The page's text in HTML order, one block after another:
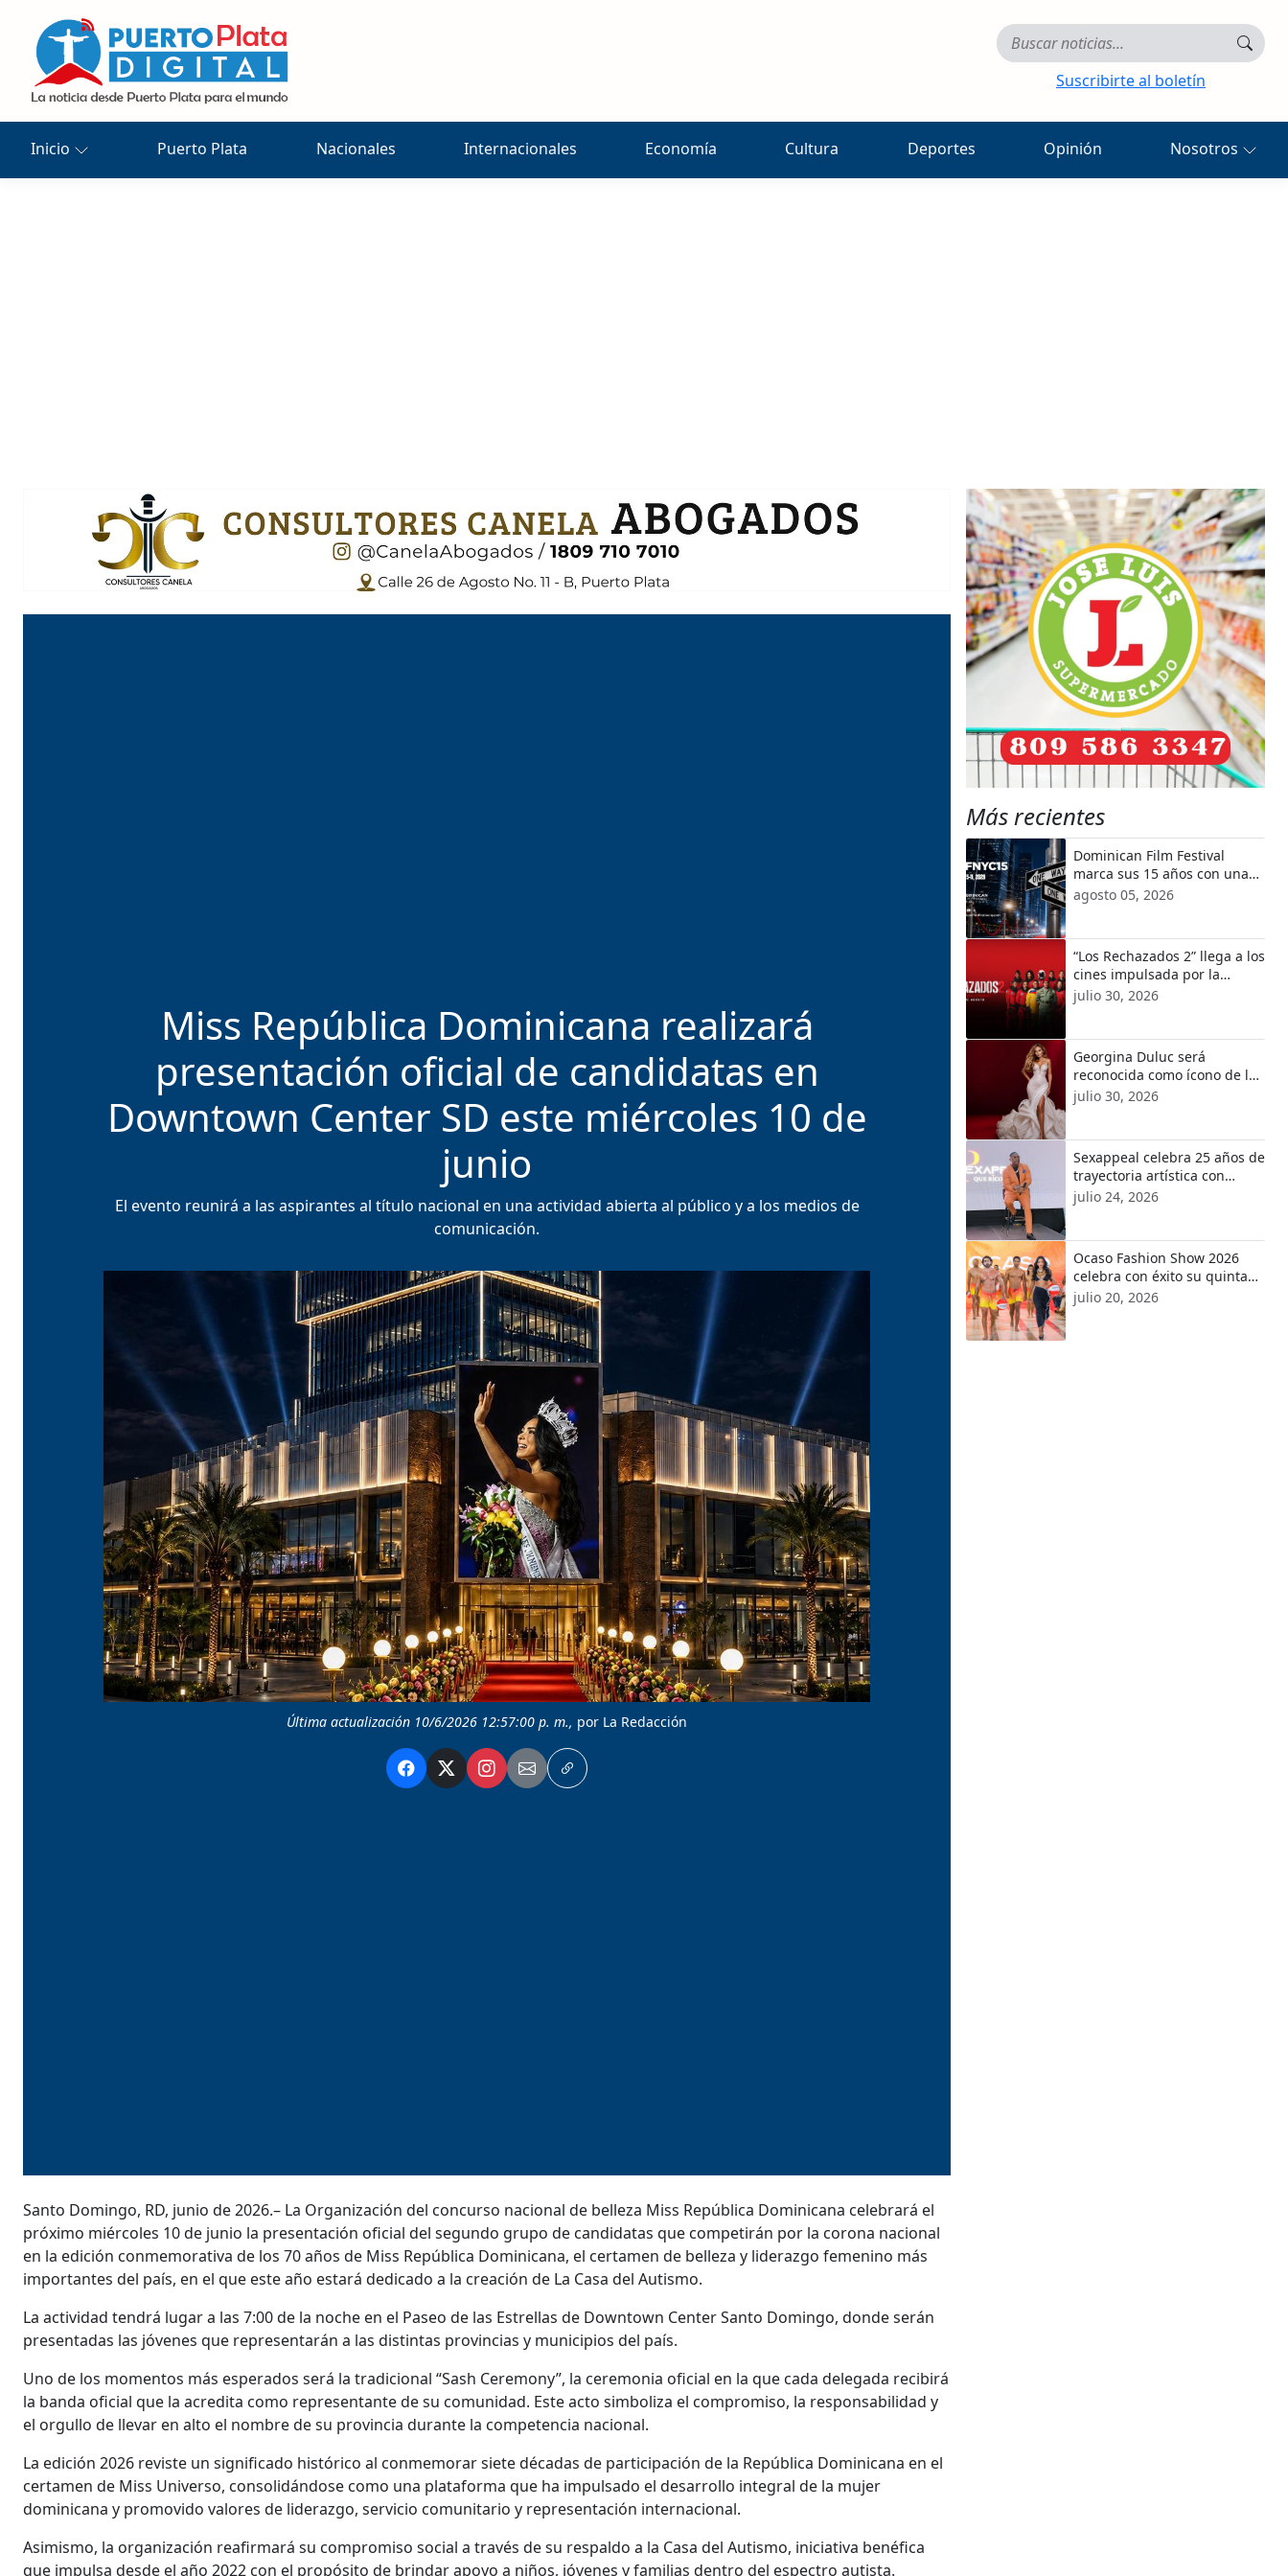
Suscribirte al boletín
Inicio Puerto Plata Nacionales Internacionales Economía Cultura Deportes Opinión Nosotros
Miss República Dominicana realizará
presentación oficial de candidatas en
Downtown Center SD este miércoles 10 de
junio
El evento reunirá a las aspirantes al título nacional en una actividad abierta al público y a los medios de
comunicación.
Última actualización 10/6/2026 12:57:00 p. m., por La Redacción
Santo Domingo, RD, junio de 2026.– La Organización del concurso nacional de belleza Miss República Dominicana celebrará el
próximo miércoles 10 de junio la presentación oficial del segundo grupo de candidatas que competirán por la corona nacional
en la edición conmemorativa de los 70 años de Miss República Dominicana, el certamen de belleza y liderazgo femenino más
importantes del país, en el que este año estará dedicado a la creación de La Casa del Autismo.
La actividad tendrá lugar a las 7:00 de la noche en el Paseo de las Estrellas de Downtown Center Santo Domingo, donde serán
presentadas las jóvenes que representarán a las distintas provincias y municipios del país.
Uno de los momentos más esperados será la tradicional “Sash Ceremony”, la ceremonia oficial en la que cada delegada recibirá
la banda oficial que la acredita como representante de su comunidad. Este acto simboliza el compromiso, la responsabilidad y
el orgullo de llevar en alto el nombre de su provincia durante la competencia nacional.
La edición 2026 reviste un significado histórico al conmemorar siete décadas de participación de la República Dominicana en el
certamen de Miss Universo, consolidándose como una plataforma que ha impulsado el desarrollo integral de la mujer
dominicana y promovido valores de liderazgo, servicio comunitario y representación internacional.
Asimismo, la organización reafirmará su compromiso social a través de su respaldo a la Casa del Autismo, iniciativa benéfica
que impulsa desde el año 2022 con el propósito de brindar apoyo a niños, jóvenes y familias dentro del espectro autista.
Más recientes
Dominican Film Festival
marca sus 15 años con una
edición de estrenos,
competencias y nuevas voces
agosto 05, 2026
“Los Rechazados 2” llega a los
cines impulsada por la
franquicia dominicana más
taquillera del 2025
julio 30, 2026
Georgina Duluc será
reconocida como ícono de la
Moda Dominicana en los
Premios a la Moda
julio 30, 2026
Sexappeal celebra 25 años de
trayectoria artística con
nuevo álbum, renovación de
su equipo y conciertos
julio 24, 2026
Ocaso Fashion Show 2026
celebra con éxito su quinta
edición
julio 20, 2026